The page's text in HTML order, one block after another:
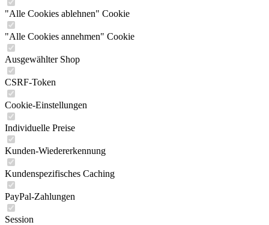
"Alle Cookies ablehnen" Cookie
"Alle Cookies annehmen" Cookie
Ausgewählter Shop
CSRF-Token
Cookie-Einstellungen
Individuelle Preise
Kunden-Wiedererkennung
Kundenspezifisches Caching
PayPal-Zahlungen
Session